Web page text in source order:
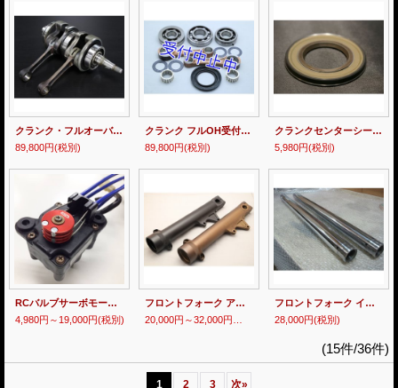
クランク・フルオーバーホール受付 YAMAHA TZR250R 3XV 【 STD ・ RS 】
89,800円(税別)
クランク フルOH受付 YAMAHA TZR250R 【 SP・SPR 】／ TZ250
89,800円(税別)
クランクセンターシール YAMAHA TZR250R 3XV STD/RS 用
5,980円(税別)
RCバルブサーボモーター 交換サービス 【 MOTOwire.co × T2Racing 】 MC18 MC21 MC28
4,980円～19,000円(税別)
フロントフォーク アウター 硬質アルマイト処理 受付
フロントフォーク インナーチューブ 再めっき受付
28,000円(税別)
(15件/36件)
1 2 3 次»